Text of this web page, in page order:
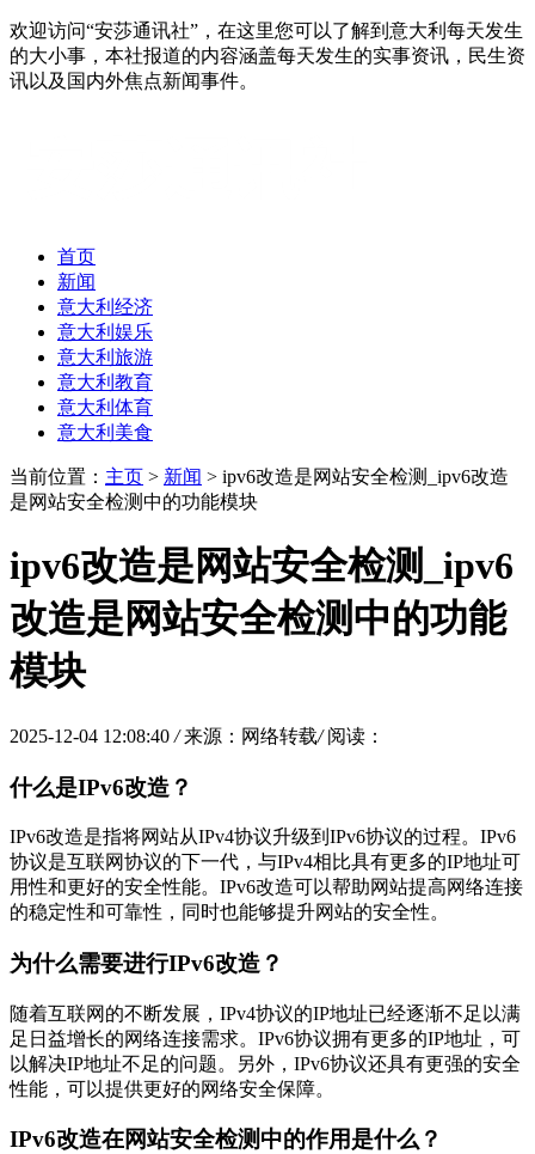
欢迎访问“安莎通讯社”，在这里您可以了解到意大利每天发生
的大小事，本社报道的内容涵盖每天发生的实事资讯，民生资
讯以及国内外焦点新闻事件。
首页
新闻
意大利经济
意大利娱乐
意大利旅游
意大利教育
意大利体育
意大利美食
当前位置： 主页 > 新闻 > ipv6改造是网站安全检测_ipv6改造
是网站安全检测中的功能模块
ipv6改造是网站安全检测_ipv6
改造是网站安全检测中的功能
模块
2025-12-04 12:08:40 / 来源：网络转载/ 阅读：
什么是IPv6改造？
IPv6改造是指将网站从IPv4协议升级到IPv6协议的过程。IPv6
协议是互联网协议的下一代，与IPv4相比具有更多的IP地址可
用性和更好的安全性能。IPv6改造可以帮助网站提高网络连接
的稳定性和可靠性，同时也能够提升网站的安全性。
为什么需要进行IPv6改造？
随着互联网的不断发展，IPv4协议的IP地址已经逐渐不足以满
足日益增长的网络连接需求。IPv6协议拥有更多的IP地址，可
以解决IP地址不足的问题。另外，IPv6协议还具有更强的安全
性能，可以提供更好的网络安全保障。
IPv6改造在网站安全检测中的作用是什么？